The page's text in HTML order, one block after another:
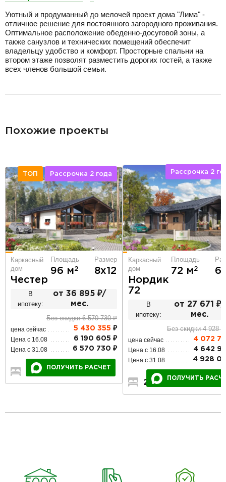
Уютный и продуманный до мелочей проект дома "Лима" -
отличное решение для постоянного загородного проживания.
Оптимальное расположение обеденно-досуговой зоны, а
также санузлов и технических помещений обеспечит
владельцу удобство и комфорт. Просторные спальни на
втором этаже позволят разместить дорогих гостей, а также
всех членов большой семьи.
Похожие проекты
ТОП Рассрочка 2 года
Каркасный
дом
Честер
Площадь
96 м2
Размер
8х12
В
ипотеку:
от 36 895 ₽/
мес.
Без скидки 6 570 730 ₽
цена сейчас 5 430 355 ₽
Цена с 16.08 6 190 605 ₽
Цена с 31.08 6 570 730 ₽
ПОЛУЧИТЬ РАСЧЕТ
Рассрочка 2
Каркасный
дом
Нордик
72
Площадь
72 м2
В
ипотеку:
от 27 671 ₽/
мес.
Без скидки 4 928
цена сейчас 4 072
Цена с 16.08 4 642
Цена с 31.08 4 928
2
ПОЛУЧИТЬ